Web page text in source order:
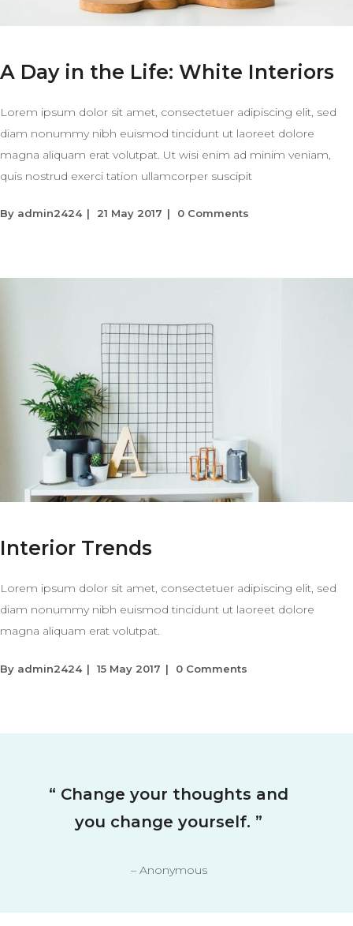
A Day in the Life: White Interiors
Lorem ipsum dolor sit amet, consectetuer adipiscing elit, sed
diam nonummy nibh euismod tincidunt ut laoreet dolore
magna aliquam erat volutpat. Ut wisi enim ad minim veniam,
quis nostrud exerci tation ullamcorper suscipit
By admin2424 21 May 2017 0 Comments
Interior Trends
Lorem ipsum dolor sit amet, consectetuer adipiscing elit, sed
diam nonummy nibh euismod tincidunt ut laoreet dolore
magna aliquam erat volutpat.
By admin2424 15 May 2017 0 Comments
“ Change your thoughts and
you change yourself. ”
– Anonymous